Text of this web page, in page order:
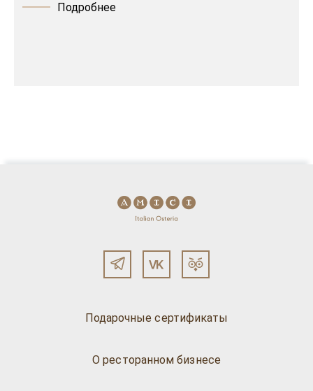
Подробнее
Подарочные сертификаты
О ресторанном бизнесе